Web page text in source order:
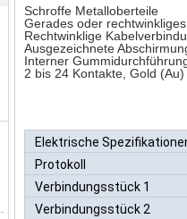
Schroffe Metalloberteile
Gerades oder
Rechtwinklige
Ausgezeichnete
Interner
2 bis 24 Kontakte, Gold
Elektrische
Protokoll
Verbindungsstück 1
Verbindungsstück 2